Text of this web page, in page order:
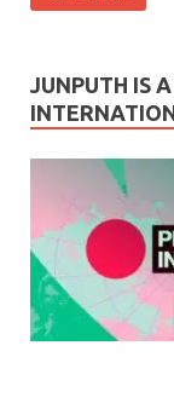
JUNPUTH IS